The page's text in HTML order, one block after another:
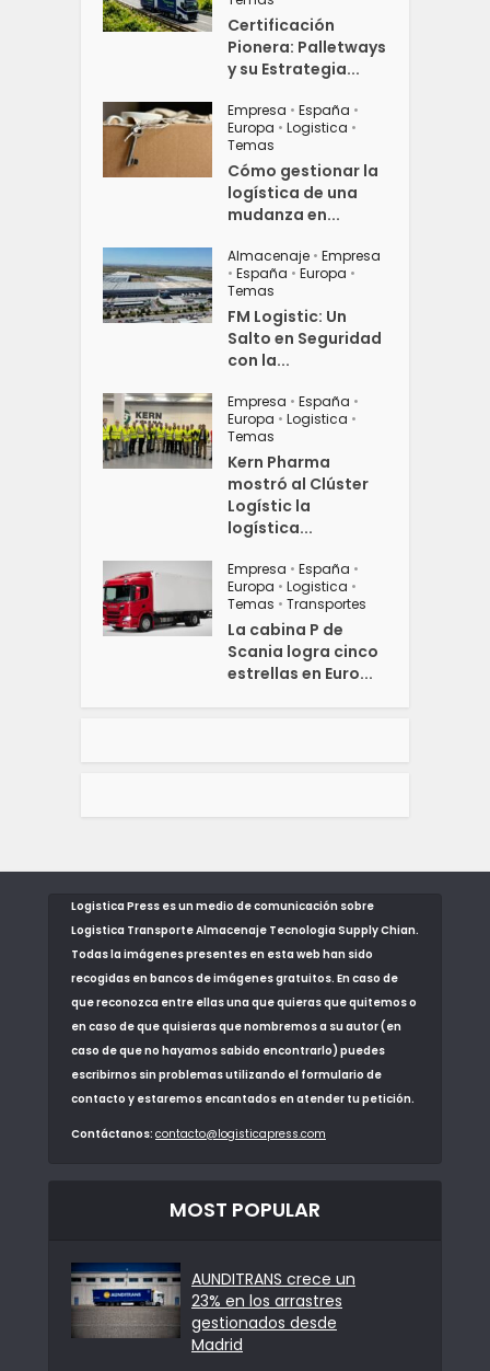
Certificación
Pionera: Palletways
y su Estrategia...
Empresa • España •
Europa • Logistica •
Temas
Cómo gestionar la
logística de una
mudanza en...
Almacenaje • Empresa
• España • Europa •
Temas
FM Logistic: Un
Salto en Seguridad
con la...
Empresa • España •
Europa • Logistica •
Temas
Kern Pharma
mostró al Clúster
Logístic la
logística...
Empresa • España •
Europa • Logistica •
Temas • Transportes
La cabina P de
Scania logra cinco
estrellas en Euro...
Logistica Press es un medio de comunicación sobre
Logistica Transporte Almacenaje Tecnologia Supply Chian.
Todas la imágenes presentes en esta web han sido
recogidas en bancos de imágenes gratuitos. En caso de
que reconozca entre ellas una que quieras que quitemos o
en caso de que quisieras que nombremos a su autor (en
caso de que no hayamos sabido encontrarlo) puedes
escribirnos sin problemas utilizando el formulario de
contacto y estaremos encantados en atender tu petición.
Contáctanos: contacto@logisticapress.com
MOST POPULAR
AUNDITRANS crece un
23% en los arrastres
gestionados desde
Madrid